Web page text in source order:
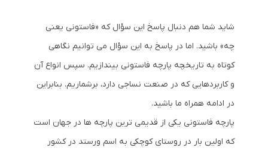
شاید شما هم دنبال پاسخ این سؤال که «فاستونی یعنی
چه» باشید. اما در پاسخ به این سؤال می ‌توانیم نگاهی
کوتاه به تاریخچه پارچه فاستونی بیندازیم. سپس انواع آن
و کاربردهایی که در صنعت نساجی دارد، برشماریم. بنابراین
در ادامه همراه ما باشید.
پارچه فاستونی یکی از قدیمی ترین پارچه ها در جهان است
که اولین بار در روستای کوچکی به اسم ورستد در کشور